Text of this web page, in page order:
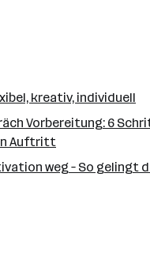
kreativ, individuell
Vorbereitung: 6
Auftritt
weg – So gelingt